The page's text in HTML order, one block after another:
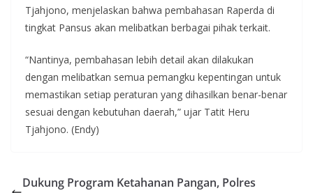
Tjahjono, menjelaskan bahwa pembahasan Raperda di
tingkat Pansus akan melibatkan berbagai pihak terkait.
“Nantinya, pembahasan lebih detail akan dilakukan
dengan melibatkan semua pemangku kepentingan untuk
memastikan setiap peraturan yang dihasilkan benar-benar
sesuai dengan kebutuhan daerah,” ujar Tatit Heru
Tjahjono. (Endy)
Dukung Program Ketahanan Pangan, Polres